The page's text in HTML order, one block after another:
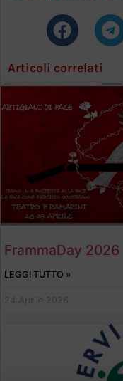
Articoli correlati
FrammaDay 2026
LEGGI TUTTO »
24 Aprile 2026